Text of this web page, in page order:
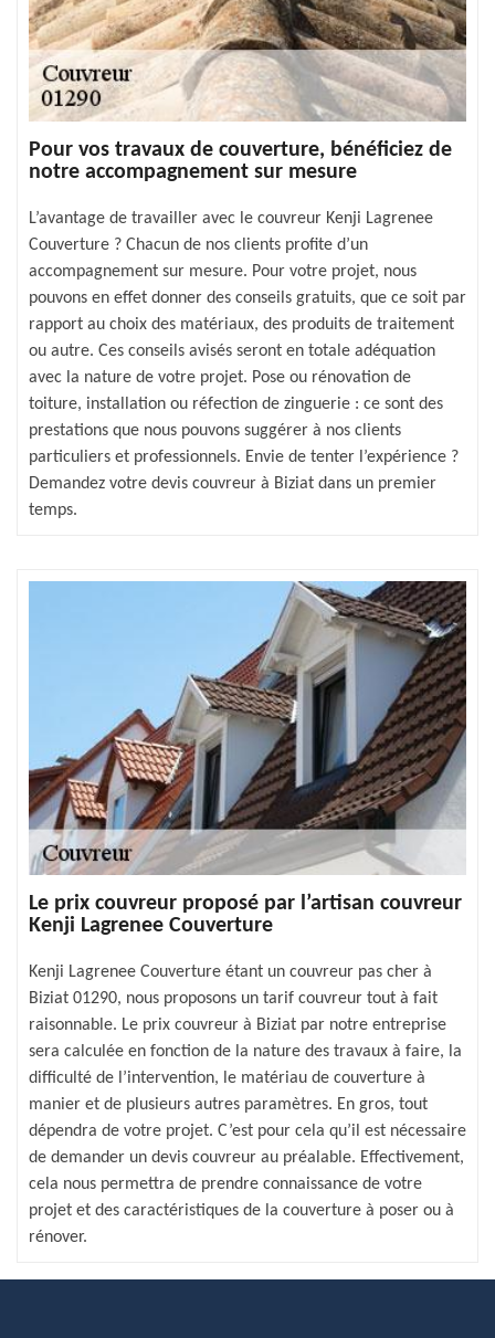
Pour vos travaux de couverture, bénéficiez de
notre accompagnement sur mesure
L’avantage de travailler avec le couvreur Kenji Lagrenee
Couverture ? Chacun de nos clients profite d’un
accompagnement sur mesure. Pour votre projet, nous
pouvons en effet donner des conseils gratuits, que ce soit par
rapport au choix des matériaux, des produits de traitement
ou autre. Ces conseils avisés seront en totale adéquation
avec la nature de votre projet. Pose ou rénovation de
toiture, installation ou réfection de zinguerie : ce sont des
prestations que nous pouvons suggérer à nos clients
particuliers et professionnels. Envie de tenter l’expérience ?
Demandez votre devis couvreur à Biziat dans un premier
temps.
Le prix couvreur proposé par l’artisan couvreur
Kenji Lagrenee Couverture
Kenji Lagrenee Couverture étant un couvreur pas cher à
Biziat 01290, nous proposons un tarif couvreur tout à fait
raisonnable. Le prix couvreur à Biziat par notre entreprise
sera calculée en fonction de la nature des travaux à faire, la
difficulté de l’intervention, le matériau de couverture à
manier et de plusieurs autres paramètres. En gros, tout
dépendra de votre projet. C’est pour cela qu’il est nécessaire
de demander un devis couvreur au préalable. Effectivement,
cela nous permettra de prendre connaissance de votre
projet et des caractéristiques de la couverture à poser ou à
rénover.